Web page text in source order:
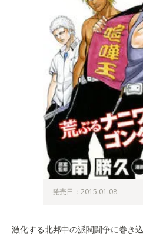
発売日：2015.01.08
激化する北邦中の派閥闘争に巻き